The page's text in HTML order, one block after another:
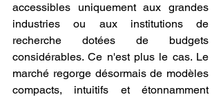
accessibles uniquement aux grandes
industries ou aux institutions de
recherche dotées de budgets
considérables. Ce n'est plus le cas. Le
marché regorge désormais de modèles
compacts, intuitifs et étonnamment